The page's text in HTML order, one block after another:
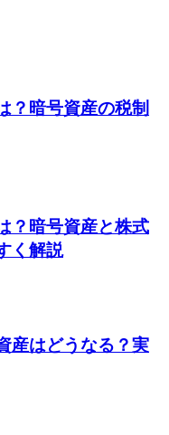
？暗号資産の税制
？暗号資産と株式
く解説
産はどうなる？実